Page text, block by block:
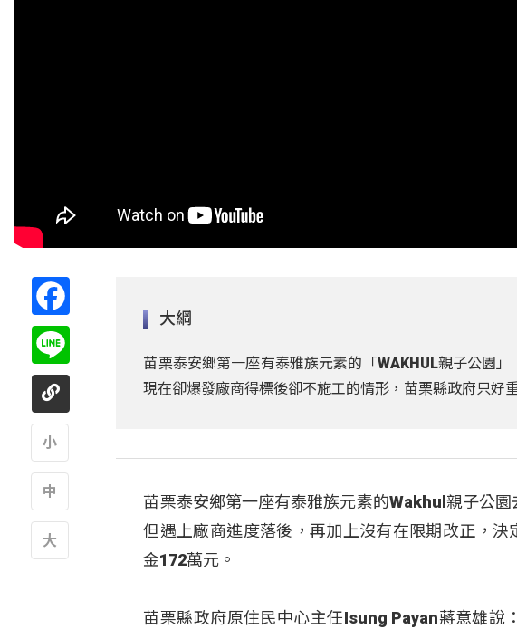
大綱
苗栗泰安鄉第一座有泰雅族元素的「WAKHUL親子公園
現在卻爆發廠商得標後卻不施工的情形，苗栗縣政府只好
苗栗泰安鄉第一座有泰雅族元素的Wakhul親子公
但遇上廠商進度落後，再加上沒有在限期改正，
金172萬元。
苗栗縣政府原住民中心主任Isung Payan蔣意雄說